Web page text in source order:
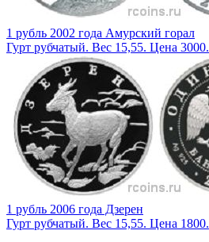
1 рубль 2002 года Амурский горал
Гурт рубчатый. Вес 15,55. Цена 3000.
1 рубль 2006 года Дзерен
Гурт рубчатый. Вес 15,55. Цена 1800.